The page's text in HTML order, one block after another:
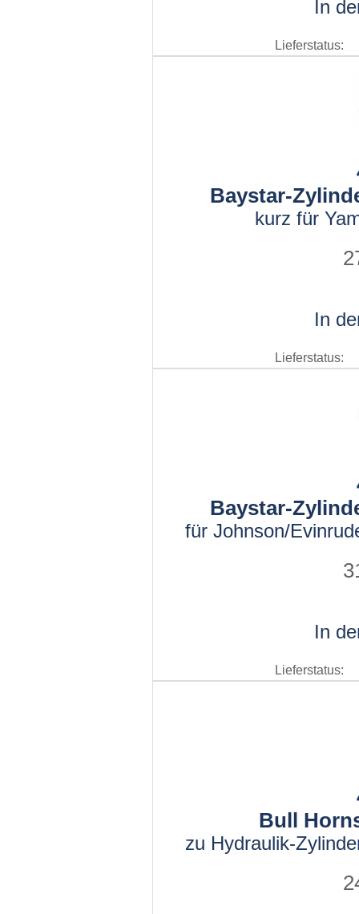
In
Lieferstatus:
Baystar-
kurz für
In
Lieferstatus:
Baystar-
für Johnson/
In
Lieferstatus:
Bull
zu Hydraulik-